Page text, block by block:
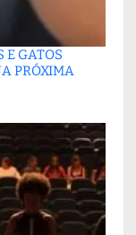
E GATOS
PRÓXIMA